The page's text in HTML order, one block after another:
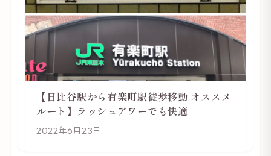
【日比谷駅から有楽町駅徒歩移動 オススメ
ルート】ラッシュアワーでも快適
2022年6月23日